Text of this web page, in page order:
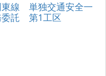
線 単独交通安全一
委託 第1工区